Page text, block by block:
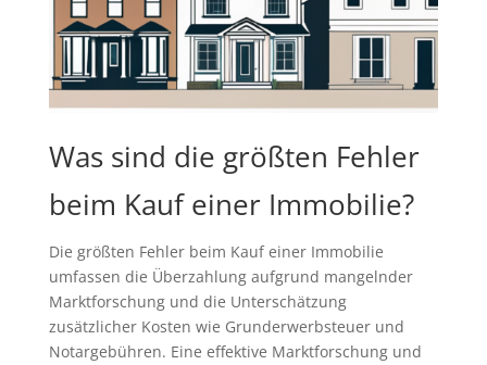
Was sind die größten Fehler
beim Kauf einer Immobilie?
Die größten Fehler beim Kauf einer Immobilie
umfassen die Überzahlung aufgrund mangelnder
Marktforschung und die Unterschätzung
zusätzlicher Kosten wie Grunderwerbsteuer und
Notargebühren. Eine effektive Marktforschung und